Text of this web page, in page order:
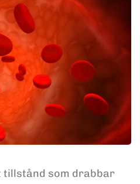
som drabbar